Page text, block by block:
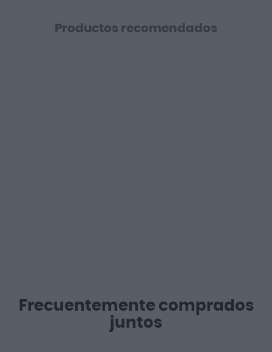
Productos recomendados
Frecuentemente comprados
juntos